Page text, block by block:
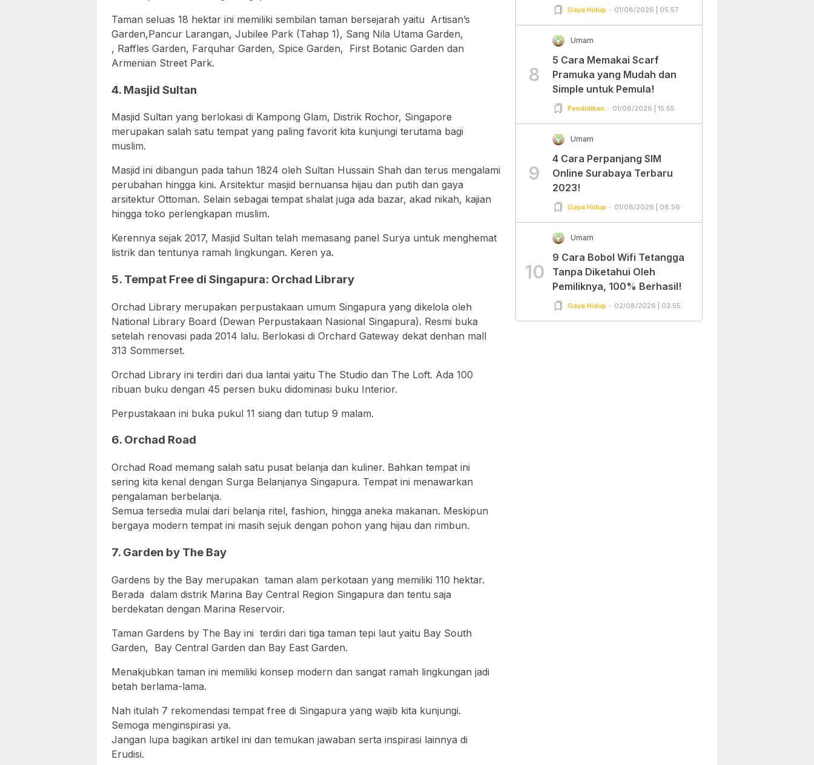
Taman seluas 18 hektar ini memiliki sembilan taman bersejarah yaitu Artisan’s
Garden,Pancur Larangan, Jubilee Park (Tahap 1), Sang Nila Utama Garden,
, Raffles Garden, Farquhar Garden, Spice Garden, First Botanic Garden dan
Armenian Street Park.
4. Masjid Sultan
Masjid Sultan yang berlokasi di Kampong Glam, Distrik Rochor, Singapore
merupakan salah satu tempat yang paling favorit kita kunjungi terutama bagi
muslim.
Masjid ini dibangun pada tahun 1824 oleh Sultan Hussain Shah dan terus mengalami
perubahan hingga kini. Arsitektur masjid bernuansa hijau dan putih dan gaya
arsitektur Ottoman. Selain sebagai tempat shalat juga ada bazar, akad nikah, kajian
hingga toko perlengkapan muslim.
Kerennya sejak 2017, Masjid Sultan telah memasang panel Surya untuk menghemat
listrik dan tentunya ramah lingkungan. Keren ya.
5. Tempat Free di Singapura: Orchad Library
Orchad Library merupakan perpustakaan umum Singapura yang dikelola oleh
National Library Board (Dewan Perpustakaan Nasional Singapura). Resmi buka
setelah renovasi pada 2014 lalu. Berlokasi di Orchard Gateway dekat denhan mall
313 Sommerset.
Orchad Library ini terdiri dari dua lantai yaitu The Studio dan The Loft. Ada 100
ribuan buku dengan 45 persen buku didominasi buku Interior.
Perpustakaan ini buka pukul 11 siang dan tutup 9 malam.
6. Orchad Road
Orchad Road memang salah satu pusat belanja dan kuliner. Bahkan tempat ini
sering kita kenal dengan Surga Belanjanya Singapura. Tempat ini menawarkan
pengalaman berbelanja.
Semua tersedia mulai dari belanja ritel, fashion, hingga aneka makanan. Meskipun
bergaya modern tempat ini masih sejuk dengan pohon yang hijau dan rimbun.
7. Garden by The Bay
Gardens by the Bay merupakan taman alam perkotaan yang memiliki 110 hektar.
Berada dalam distrik Marina Bay Central Region Singapura dan tentu saja
berdekatan dengan Marina Reservoir.
Taman Gardens by The Bay ini terdiri dari tiga taman tepi laut yaitu Bay South
Garden, Bay Central Garden dan Bay East Garden.
Menakjubkan taman ini memiliki konsep modern dan sangat ramah lingkungan jadi
betah berlama-lama.
Nah itulah 7 rekomendasi tempat free di Singapura yang wajib kita kunjungi.
Semoga menginspirasi ya.
Jangan lupa bagikan artikel ini dan temukan jawaban serta inspirasi lainnya di
Erudisi.
Gaya Hidup 01/08/2026 | 05:57
8
Umam
5 Cara Memakai Scarf
Pramuka yang Mudah dan
Simple untuk Pemula!
Pendidikan 01/08/2026 | 15:55
9
Umam
4 Cara Perpanjang SIM
Online Surabaya Terbaru
2023!
Gaya Hidup 01/08/2026 | 08:56
10
Umam
9 Cara Bobol Wifi Tetangga
Tanpa Diketahui Oleh
Pemiliknya, 100% Berhasil!
Gaya Hidup 02/08/2026 | 03:55